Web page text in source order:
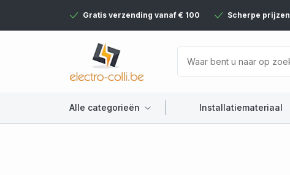
Gratis verzending vanaf € 100 Scherpe prijzen
Alle categorieën Installatiemateriaal